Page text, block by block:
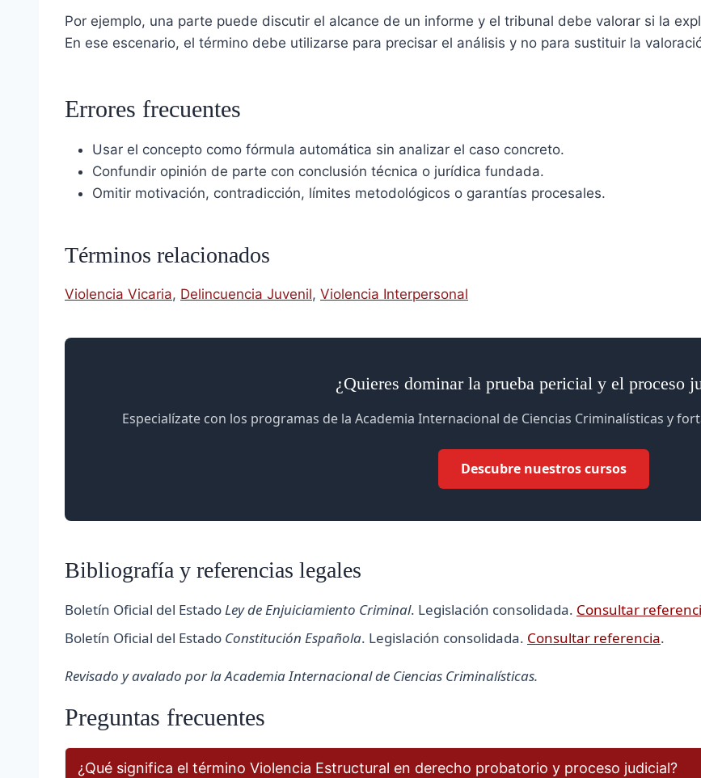
Por ejemplo, una parte puede discutir el alcance de un informe y el tribunal debe valorar si la
En ese escenario, el término debe utilizarse para precisar el análisis y no para sustituir la
Errores frecuentes
Usar el concepto como fórmula automática sin analizar el caso concreto.
Confundir opinión de parte con conclusión técnica o jurídica fundada.
Omitir motivación, contradicción, límites metodológicos o garantías procesales.
Términos relacionados
Violencia Vicaria, Delincuencia Juvenil, Violencia Interpersonal
¿Quieres dominar la prueba pericial y el proceso
Especialízate con los programas de la Academia Internacional de Ciencias Criminalísticas y
Descubre nuestros cursos
Bibliografía y referencias legales
Boletín Oficial del EstadoLey de Enjuiciamiento Criminal. Legislación consolidada. Consultar
Boletín Oficial del Estado Constitución Española. Legislación consolidada. Consultar referencia.
Revisado y avalado por la Academia Internacional de Ciencias Criminalísticas.
Preguntas frecuentes
¿Qué significa el término Violencia Estructural en derecho probatorio y proceso judicial?